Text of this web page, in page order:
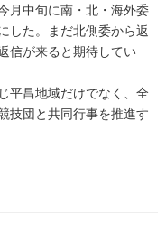
月中旬に南・北・海外委
した。まだ北側委から返
信が来ると期待してい
平昌地域だけでなく、全
技団と共同行事を推進す